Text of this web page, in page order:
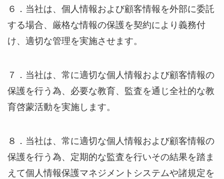
６．当社は、個人情報および顧客情報を外部に委託
する場合、厳格な情報の保護を契約により義務付
け、適切な管理を実施させます。
７．当社は、常に適切な個人情報および顧客情報の
保護を行う為、必要な教育、監査を通じ全社的な教
育啓蒙活動を実施します。
８．当社は、常に適切な個人情報および顧客情報の
保護を行う為、定期的な監査を行いその結果を踏ま
えて個人情報保護マネジメントシステムや諸規定を